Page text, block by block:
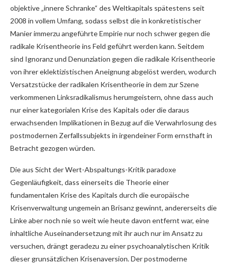
objektive „innere Schranke“ des Weltkapitals spätestens seit
2008 in vollem Umfang, sodass selbst die in konkretistischer
Manier immerzu angeführte Empirie nur noch schwer gegen die
radikale Krisentheorie ins Feld geführt werden kann. Seitdem
sind Ignoranz und Denunziation gegen die radikale Krisentheorie
von ihrer eklektizistischen Aneignung abgelöst werden, wodurch
Versatzstücke der radikalen Krisentheorie in dem zur Szene
verkommenen Linksradikalismus herumgeistern, ohne dass auch
nur einer kategorialen Krise des Kapitals oder die daraus
erwachsenden Implikationen in Bezug auf die Verwahrlosung des
postmodernen Zerfallssubjekts in irgendeiner Form ernsthaft in
Betracht gezogen würden.
Die aus Sicht der Wert-Abspaltungs-Kritik paradoxe
Gegenläufigkeit, dass einerseits die Theorie einer
fundamentalen Krise des Kapitals durch die europäische
Krisenverwaltung ungemein an Brisanz gewinnt, andererseits die
Linke aber noch nie so weit wie heute davon entfernt war, eine
inhaltliche Auseinandersetzung mit ihr auch nur im Ansatz zu
versuchen, drängt geradezu zu einer psychoanalytischen Kritik
dieser grunsätzlichen Krisenaversion. Der postmoderne